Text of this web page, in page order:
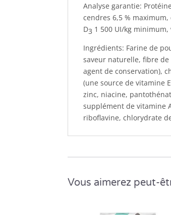
Analyse garantie:
cendres 6,5 %
D3 1 500 UI/kg
Ingrédients: Farine de
saveur naturelle, fibre
agent de conservation),
(une source de vitamine
zinc, niacine,
supplément de vitamine
riboflavine, chlorydrate
Vous aimerez peut-